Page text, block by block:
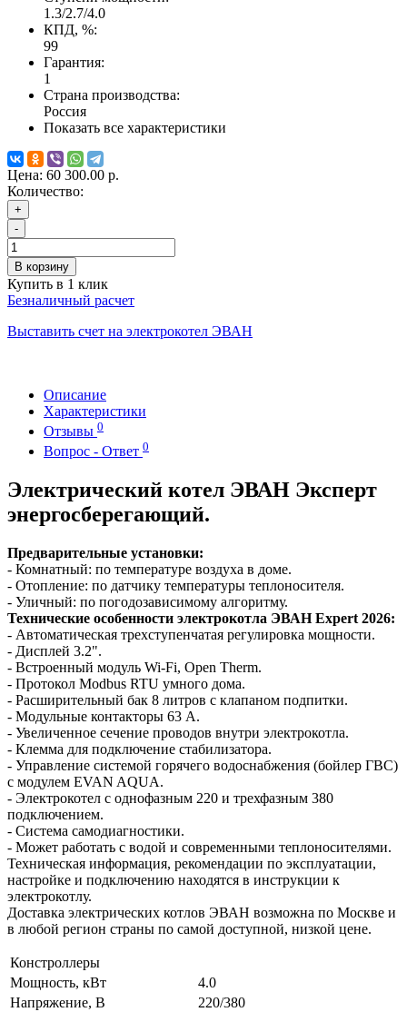
1.3/2.7/4.0
КПД, %:
99
Гарантия:
1
Страна производства:
Россия
Показать все характеристики
Цена: 60 300.00 р.
Количество:
+
-
В корзину
Купить в 1 клик
Безналичный расчет
Выставить счет на электрокотел ЭВАН
Описание
Характеристики
Отзывы 0
Вопрос - Ответ 0
Электрический котел ЭВАН Эксперт
энергосберегающий.
Предварительные установки:
- Комнатный: по температуре воздуха в доме.
- Отопление: по датчику температуры теплоносителя.
- Уличный: по погодозависимому алгоритму.
Технические особенности электрокотла ЭВАН Expert 2026:
- Автоматическая трехступенчатая регулировка мощности.
- Дисплей 3.2".
- Встроенный модуль Wi-Fi, Open Therm.
- Протокол Modbus RTU умного дома.
- Расширительный бак 8 литров с клапаном подпитки.
- Модульные контакторы 63 А.
- Увеличенное сечение проводов внутри электрокотла.
- Клемма для подключение стабилизатора.
- Управление системой горячего водоснабжения (бойлер ГВС)
с модулем EVAN AQUA.
- Электрокотел с однофазным 220 и трехфазным 380
подключением.
- Система самодиагностики.
- Может работать с водой и современными теплоносителями.
Техническая информация, рекомендации по эксплуатации,
настройке и подключению находятся в инструкции к
электрокотлу.
Доставка электрических котлов ЭВАН возможна по Москве и
в любой регион страны по самой доступной, низкой цене.
Констроллеры
Мощность, кВт
4.0
Напряжение, В
220/380